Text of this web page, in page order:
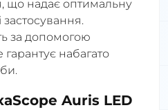
що надає оптимальну
застосування.
за допомогою
гарантує набагато
Auris LED